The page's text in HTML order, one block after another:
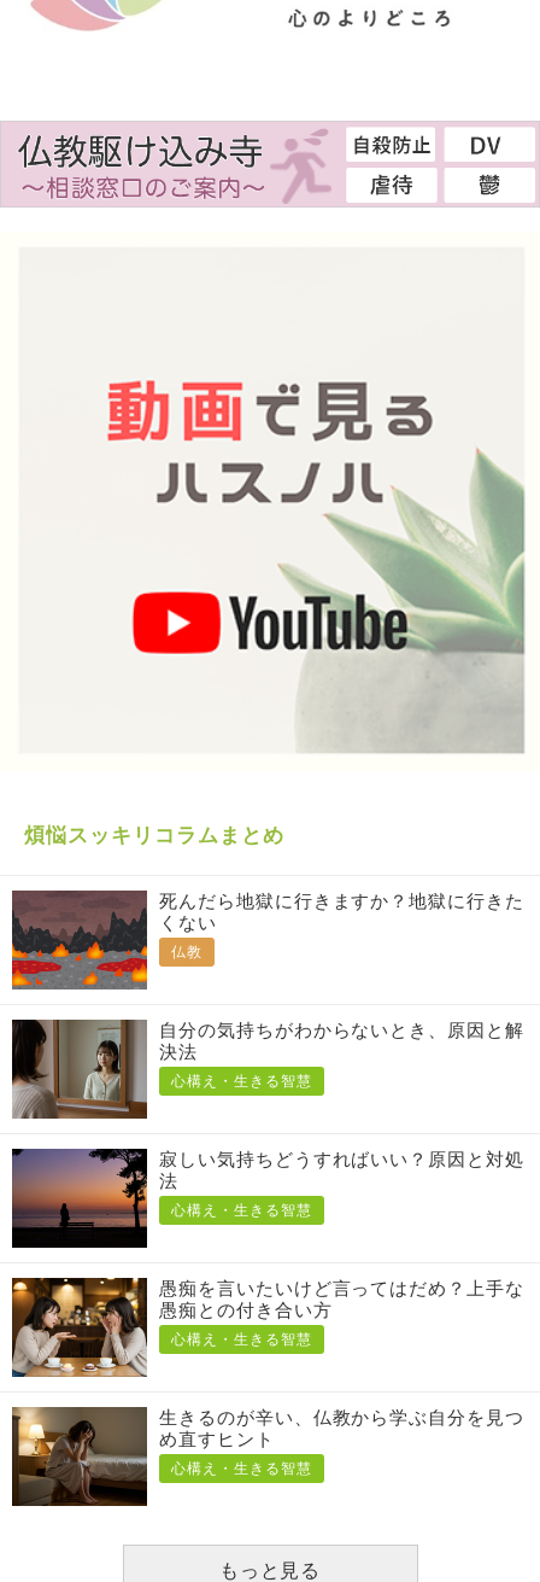
煩悩スッキリコラムまとめ
死んだら地獄に行きますか？地獄に行きた
くない
仏教
自分の気持ちがわからないとき、原因と解
決法
心構え・生きる智慧
寂しい気持ちどうすればいい？原因と対処
法
心構え・生きる智慧
愚痴を言いたいけど言ってはだめ？上手な
愚痴との付き合い方
心構え・生きる智慧
生きるのが辛い、仏教から学ぶ自分を見つ
め直すヒント
心構え・生きる智慧
もっと見る